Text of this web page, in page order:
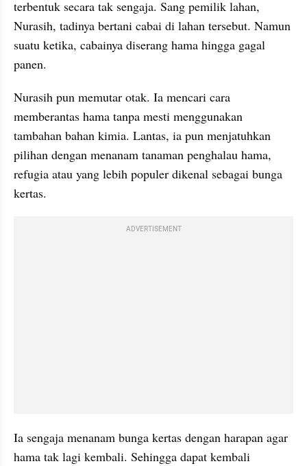
Nurasih, tadinya bertani cabai di lahan tersebut. Namun
suatu ketika, cabainya diserang hama hingga gagal
panen.
Nurasih pun memutar otak. Ia mencari cara
memberantas hama tanpa mesti menggunakan
tambahan bahan kimia. Lantas, ia pun menjatuhkan
pilihan dengan menanam tanaman penghalau
refugia atau yang lebih populer dikenal sebagai bunga
kertas.
ADVERTISEMENT
Ia sengaja menanam bunga kertas dengan harapan agar
hama tak lagi kembali. Sehingga dapat kembali